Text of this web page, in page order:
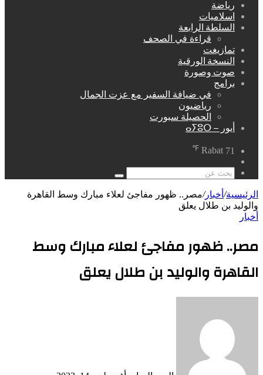
رياضة
اسلاميات
السلطة الرابعة
قراءة في الصحف
تمازيغت
النسخة الورقية
صوت وصورة
برامج
في ضيافة السفير مع عزت الجمال
رياضيون
الحصيلة سبورت
أيور – ⴰⵢⵓⵔ
Rabat 71
℉
عشوائي
بحث
عن
الرئيسية/ أخبار/مصر.. ظهور مفاجئ لعلاء مبارك وسط القاهرة
والوليد بن طلال يعلق
أخبار
مصر.. ظهور مفاجئ لعلاء مبارك وسط
القاهرة والوليد بن طلال يعلق